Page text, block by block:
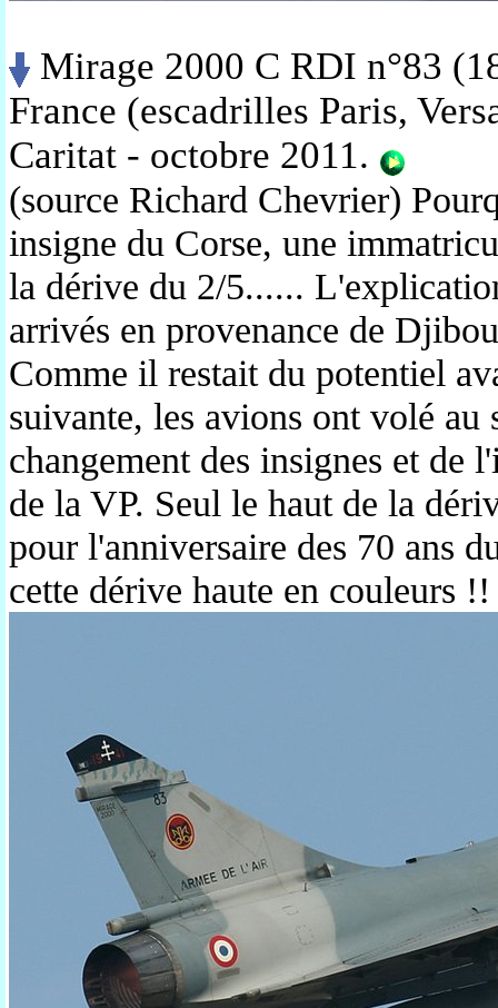
Mirage 2000 C RDI n°83
France (escadrilles Paris,
Caritat - octobre 2011.
(source Richard Chevrier)
insigne du Corse, une
la dérive du 2/5......
arrivés en provenance de
Comme il restait du potentiel
suivante, les avions ont volé
changement des insignes et de
de la VP. Seul le haut de la
pour l'anniversaire des 70 ans
cette dérive haute en couleurs !!